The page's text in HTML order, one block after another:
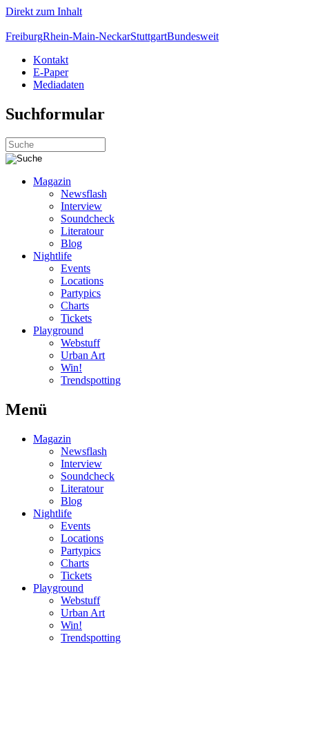
Direkt zum Inhalt
FreiburgRhein-Main-NeckarStuttgartBundesweit
Kontakt
E-Paper
Mediadaten
Suchformular
Magazin
Newsflash
Interview
Soundcheck
Literatour
Blog
Nightlife
Events
Locations
Partypics
Charts
Tickets
Playground
Webstuff
Urban Art
Win!
Trendspotting
Menü
Magazin
Newsflash
Interview
Soundcheck
Literatour
Blog
Nightlife
Events
Locations
Partypics
Charts
Tickets
Playground
Webstuff
Urban Art
Win!
Trendspotting